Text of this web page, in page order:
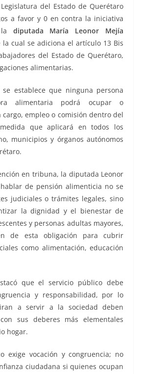
del Estado de Querétaro
a favor y 0 en contra la iniciativa
diputada María Leonor Mejía
la cual se adiciona el artículo 13 Bis
del Estado de Querétaro,
alimentarias.
establece que ninguna persona
alimentaria podrá ocupar o
empleo o comisión dentro del
que aplicará en todos los
municipios y órganos autónomos
en tribuna, la diputada Leonor
de pensión alimenticia no se
judiciales o trámites legales, sino
la dignidad y el bienestar de
y personas adultas mayores,
de esta obligación para cubrir
como alimentación, educación
que el servicio público debe
y responsabilidad, por lo
a servir a la sociedad deben
sus deberes más elementales
hogar.
exige vocación y congruencia; no
ciudadana si quienes ocupan